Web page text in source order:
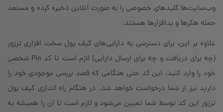
وب‌سایت‌ها کلیدهای خصوصی را به صورت آنلاین ذخیره کرده و مستعد
حمله هکرها و بدافزارها هستند.
علاوه بر این، برای دسترسی به دارایی‌های کیف پول سخت افزاری ترزور
(چه برای دریافت و چه برای ارسال دارایی) لازم است تا کد Pin شخصی
خود را وارد کنید. این کد حتی هنگامی که قصد بررسی موجودی خود را
دارید نیز از شما درخواست خواهد شد. در هنگام راه اندازی کیف پول
ترزور این کد توسط شما تعیین می‌شود و لازم است تا آن را همیشه به